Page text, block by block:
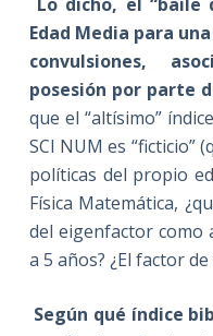
Edad Media para
convulsiones,
posesión por parte
que el “altísimo”
SCI NUM es “ficticio”
políticas del propio
Física Matemática,
del eigenfactor como
a 5 años? ¿El factor
Según qué índice